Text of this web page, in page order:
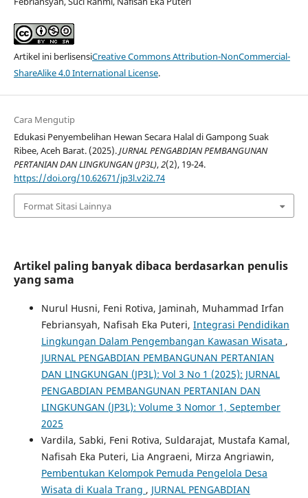
Artikel ini berlisensiCreative Commons Attribution-NonCommercial-
ShareAlike 4.0 International License.
Cara Mengutip
Edukasi Penyembelihan Hewan Secara Halal di Gampong Suak
Ribee, Aceh Barat. (2025).JURNAL PENGABDIAN PEMBANGUNAN
PERTANIAN DAN LINGKUNGAN (JP3L),2(2), 19-24.
https://doi.org/10.62671/jp3l.v2i2.74
Format Sitasi Lainnya
Artikel paling banyak dibaca berdasarkan penulis
yang sama
Nurul Husni, Feni Rotiva, Jaminah, Muhammad Irfan
Febriansyah, Nafisah Eka Puteri, Integrasi Pendidikan
Lingkungan Dalam Pengembangan Kawasan Wisata ,
JURNAL PENGABDIAN PEMBANGUNAN PERTANIAN
DAN LINGKUNGAN (JP3L): Vol 3 No 1 (2025): JURNAL
PENGABDIAN PEMBANGUNAN PERTANIAN DAN
LINGKUNGAN (JP3L): Volume 3 Nomor 1, September
2025
Vardila, Sabki, Feni Rotiva, Suldarajat, Mustafa Kamal,
Nafisah Eka Puteri, Lia Angraeni, Mirza Angriawin,
Pembentukan Kelompok Pemuda Pengelola Desa
Wisata di Kuala Trang , JURNAL PENGABDIAN